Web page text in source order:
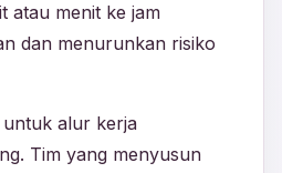
atau menit ke jam
dan menurunkan risiko
alur kerja
Tim yang menyusun